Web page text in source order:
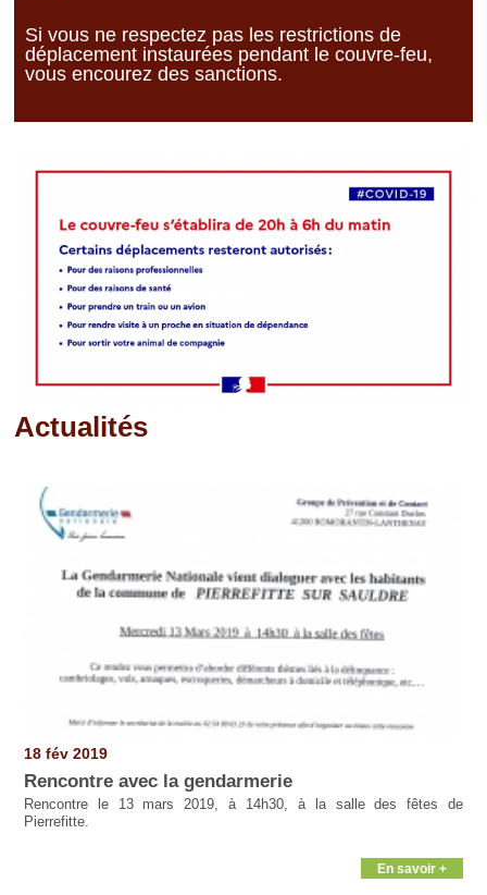
Si vous ne respectez pas les restrictions de
déplacement instaurées pendant le couvre-feu,
vous encourez des sanctions.
Actualités
18 fév 2019
Rencontre avec la gendarmerie
Rencontre le 13 mars 2019, à 14h30, à la salle des fêtes de
Pierrefitte.
En savoir +
Pages